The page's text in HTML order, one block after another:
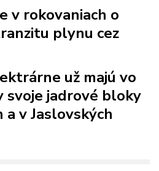
v rokovaniach o
plynu cez
už majú vo
svoje jadrové bloky
a v Jaslovských